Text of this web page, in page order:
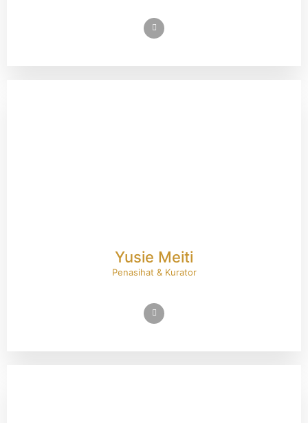
Yusie Meiti
Penasihat & Kurator